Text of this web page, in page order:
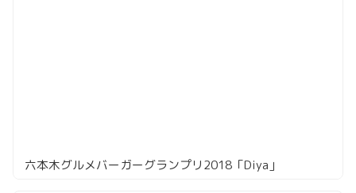
六本木グルメバーガーグランプリ2018「Diya」